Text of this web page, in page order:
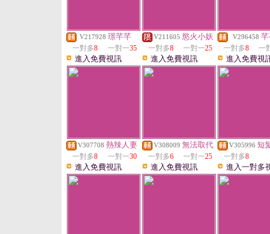
V217928 璟芊芊
一對多8 一對一35
進入免費視訊
V211605 慾火小妖
一對多8 一對一25
進入免費視訊
V296458
一對多8 一
進入免費視
V307708 熱辣人妻
一對多8 一對一30
進入免費視訊
V308009 無法取代
一對多6 一對一25
進入免費視訊
V305996 短
一對多8
進入一對多